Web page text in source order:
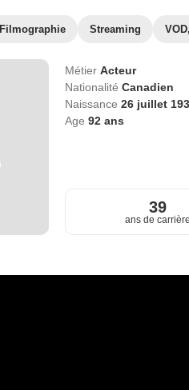
Filmographie Streaming
Métier Acteur
Nationalité Canadien
Naissance 26 juillet
Age 92ans
39
ans de carrière